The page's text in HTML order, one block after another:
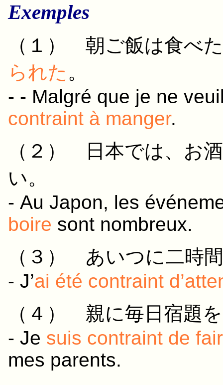
Exemples
（１） 朝ご飯は食べ
られた 。
- - Malgré que je ne
contraint à manger.
（２）
日本では、 お酒
い。
- Au Japon, les
boire sont nombreux.
（３） あいつに二時間
- J’ai été contraint
（４） 親に毎日 宿題を
- Je suis contraint de
mes parents.